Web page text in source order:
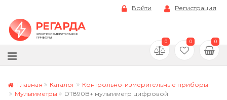
Войти Регистрация
0 0 0
Главная Каталог
Контрольно-измерительные приборы
Мультиметры
DT890B+ мультиметр цифровой